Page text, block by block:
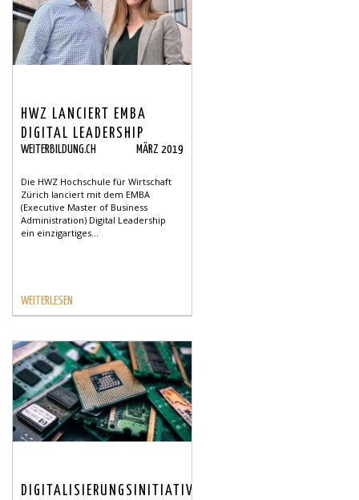
HWZ LANCIERT EMBA
DIGITAL LEADERSHIP
WEITERBILDUNG.CH MÄRZ 2019
Die HWZ Hochschule für Wirtschaft
Zürich lanciert mit dem EMBA
(Executive Master of Business
Administration) Digital Leadership
ein einzigartiges...
WEITERLESEN
DIGITALISIERUNGSINITIATIVE